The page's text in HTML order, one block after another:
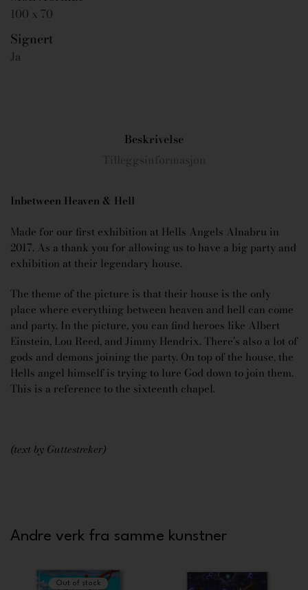
100 x 70
Signert
Ja
Beskrivelse
Tilleggsinformasjon
Inbetween Heaven & Hell
Made for our first exhibition at Hells Angels Alnabru in
2017. As a thank you for allowing us to have a big party and
exhibition at their legendary house.
The theme of the picture is that their house is the only
place where everything between heaven and hell can come
and party. In the picture, you can find heroes like Albert
Einstein, Lou Reed, and Jimmy Hendrix. There’s also a lot of
gods and demons joining the party. On top of the house, the
Hells angel himself is trying to lure God down to join them.
This is a reference to the sixteenth chapel.
(text by Guttestreker)
Andre verk fra samme kunstner
Out of stock